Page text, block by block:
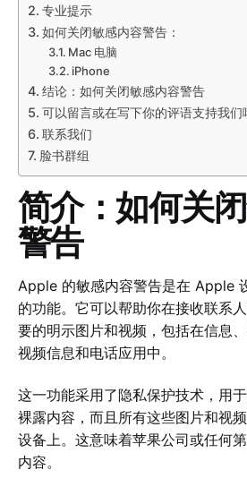
专业提示
如何关闭敏感内容警告：
Mac 电脑
iPhone
结论：如何关闭敏感内容警告
可以留言或在写下你的评语支持我们
联系我们
脸书群组
简介：如何关
警告
Apple 的敏感内容警告是在 Apple
的功能。它可以帮助你在接收联系
要的明示图片和视频，包括在信息
视频信息和电话应用中。
这一功能采用了隐私保护技术，用
裸露内容，而且所有这些图片和视
设备上。这意味着苹果公司或任何
内容。